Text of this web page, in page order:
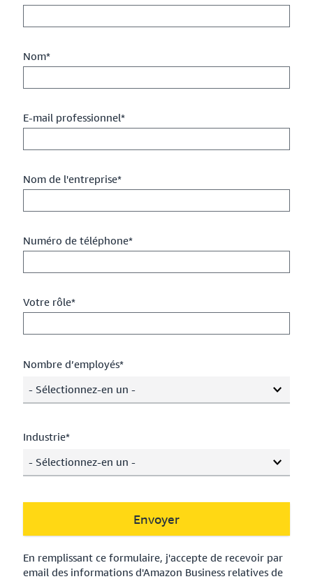
Nom*
E-mail professionnel*
Nom de l'entreprise*
Numéro de téléphone*
Votre rôle*
Nombre d’employés*
- Sélectionnez-en un -
Industrie*
- Sélectionnez-en un -
Envoyer
En remplissant ce formulaire, j'accepte de recevoir par
email des informations d'Amazon Business relatives de